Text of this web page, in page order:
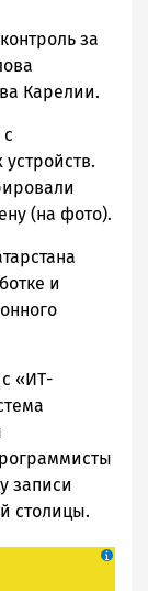
за
Карелии.
(на фото).
и
«ИТ-
записи
столицы.